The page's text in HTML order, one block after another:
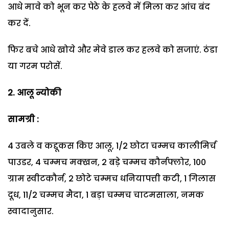
आधे मावे को भून कर पेठे के हलवे में मिला कर आंच बंद
कर दें.
फिर बचे आधे खोये और मेवे डाल कर हलवे को सजाएं. ठंडा
या गरम परोसें.
2. आलू न्योकी
सामग्री :
4 उबले व कद्दूकस किए आलू, 1/2 छोटा चम्मच कालीमिर्च
पाउडर, 4 चम्मच मक्खन, 2 बड़े चम्मच कौर्नफ्लोर, 100
ग्राम स्वीटकौर्न, 2 छोटे चम्मच धनियापत्ती कटी, 1 गिलास
दूध, 11/2 चम्मच मैदा, 1 बड़ा चम्मच चाटमसाला, नमक
स्वादानुसार.